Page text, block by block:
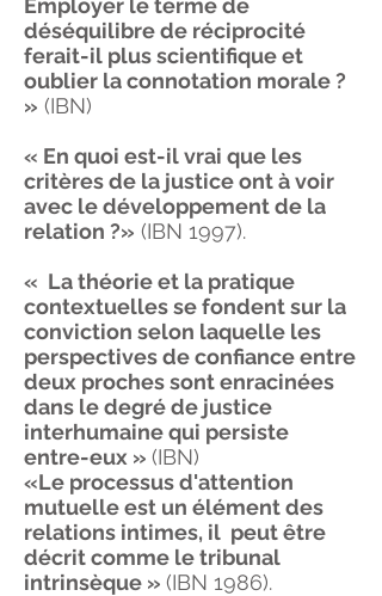
Employer le terme de
déséquilibre de réciprocité
ferait-il plus scientifique et
oublier la connotation morale ?
» (IBN)
« En quoi est-il vrai que les
critères de la justice ont à voir
avec le développement de la
relation ?» (IBN 1997).
« La théorie et la pratique
contextuelles se fondent sur la
conviction selon laquelle les
perspectives de confiance entre
deux proches sont enracinées
dans le degré de justice
interhumaine qui persiste
entre-eux » (IBN)
«Le processus d'attention
mutuelle est un élément des
relations intimes, il peut être
décrit comme le tribunal
intrinsèque » (IBN 1986).